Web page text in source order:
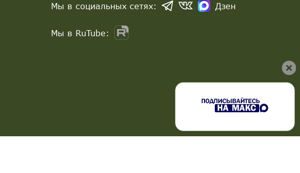
Мы в социальных сетях: Дзен
Мы в RuTube: